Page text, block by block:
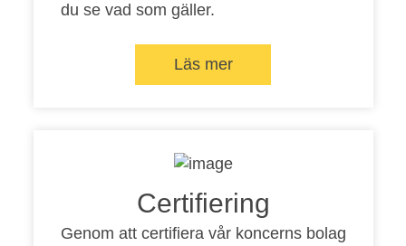
du se vad som gäller.
Läs mer
Certifiering
Genom att certifiera vår koncerns bolag